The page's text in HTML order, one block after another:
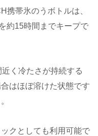
携帯氷のうボトルは、
約15時間までキープで
く冷たさが持続する
はほぼ溶けた状態です
クとしても利用可能で